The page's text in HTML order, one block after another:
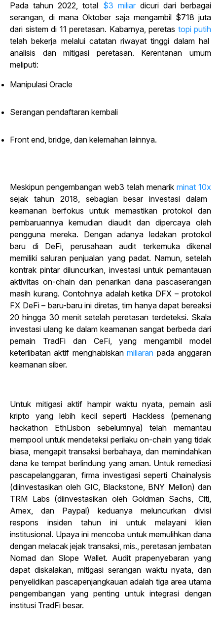
Pada tahun 2022, total $3 miliardicuri dari berbagai
serangan, di mana Oktober saja mengambil $718 juta
dari sistem di 11 peretasan. Kabarnya, peretas topi putih
telah bekerja melalui catatan riwayat tinggi dalam hal
analisis dan mitigasi peretasan. Kerentanan umum
meliputi:
Manipulasi Oracle
Serangan pendaftaran kembali
Front end, bridge, dan kelemahan lainnya.
Meskipun pengembangan web3 telah menarik minat 10x
sejak tahun 2018, sebagian besar investasi dalam
keamanan berfokus untuk memastikan protokol dan
pembaruannya kemudian diaudit dan dipercaya oleh
pengguna mereka. Dengan adanya ledakan protokol
baru di DeFi, perusahaan audit terkemuka dikenal
memiliki saluran penjualan yang padat. Namun, setelah
kontrak pintar diluncurkan, investasi untuk pemantauan
aktivitas on-chain dan penarikan dana pascaserangan
masih kurang. Contohnya adalah ketika DFX – protokol
FX DeFi – baru-baru ini diretas, tim hanya dapat bereaksi
20 hingga 30 menit setelah peretasan terdeteksi. Skala
investasi ulang ke dalam keamanan sangat berbeda dari
pemain TradFi dan CeFi, yang mengambil model
keterlibatan aktif menghabiskanmiliaran pada anggaran
keamanan siber.
Untuk mitigasi aktif hampir waktu nyata, pemain asli
kripto yang lebih kecil seperti Hackless (pemenang
hackathon EthLisbon sebelumnya) telah memantau
mempool untuk mendeteksi perilaku on-chain yang tidak
biasa, mengapit transaksi berbahaya, dan memindahkan
dana ke tempat berlindung yang aman. Untuk remediasi
pascapelanggaran, firma investigasi seperti Chainalysis
(diinvestasikan oleh GIC, Blackstone, BNY Mellon) dan
TRM Labs (diinvestasikan oleh Goldman Sachs, Citi,
Amex, dan Paypal) keduanya meluncurkan divisi
respons insiden tahun ini untuk melayani klien
institusional. Upaya ini mencoba untuk memulihkan dana
dengan melacak jejak transaksi, mis., peretasan jembatan
Nomad dan Slope Wallet. Audit prapenyebaran yang
dapat diskalakan, mitigasi serangan waktu nyata, dan
penyelidikan pascapenjangkauan adalah tiga area utama
pengembangan yang penting untuk integrasi dengan
institusi TradFi besar.